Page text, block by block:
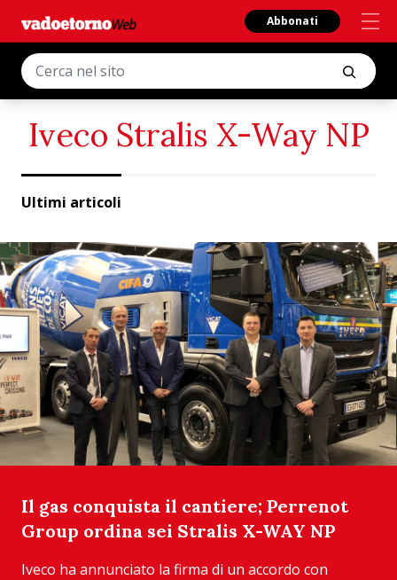
Abbonati
Iveco Stralis X-Way NP
Ultimi articoli
Il gas conquista il cantiere; Perrenot
Group ordina sei Stralis X-WAY NP
Iveco ha annunciato la firma di un accordo con